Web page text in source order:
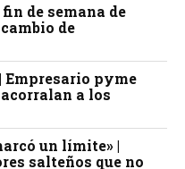
de semana de
de
Empresario pyme
a los
un límite» |
salteños que no